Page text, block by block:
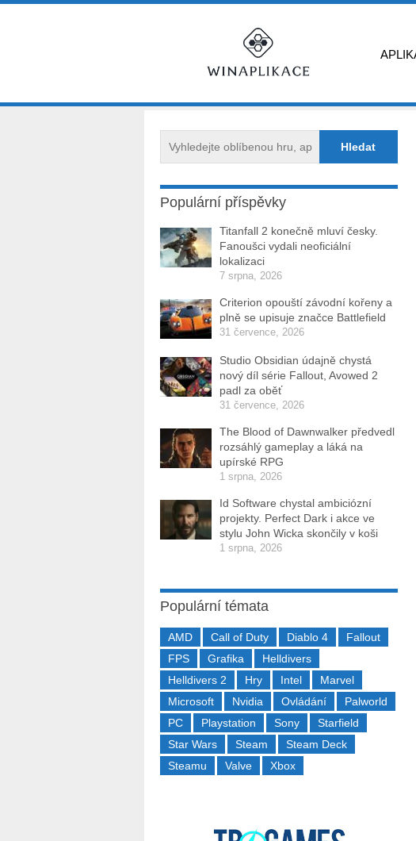
Populární příspěvky
Titanfall 2 konečně mluví česky.
Fanoušci vydali neoficiální
lokalizaci
7 srpna, 2026
Criterion opouští závodní kořeny a
plně se upisuje značce Battlefield
31 července, 2026
Studio Obsidian údajně chystá
nový díl série Fallout, Avowed 2
padl za oběť
31 července, 2026
The Blood of Dawnwalker předvedl
rozsáhlý gameplay a láká na
upírské RPG
1 srpna, 2026
Id Software chystal ambiciózní
projekty. Perfect Dark i akce ve
stylu John Wicka skončily v koši
1 srpna, 2026
Populární témata
AMD Call of Duty Diablo 4
Fallout
FPS
Grafika
Helldivers
Helldivers 2
Hry Intel
Marvel
Microsoft
Nvidia Ovládání
Palworld
PC
Playstation Sony
Starfield
Star Wars
Steam
Steam Deck
Steamu
Valve Xbox